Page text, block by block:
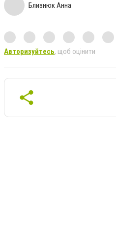
Близнюк Анна
Авторизуйтесь, щоб оцінити